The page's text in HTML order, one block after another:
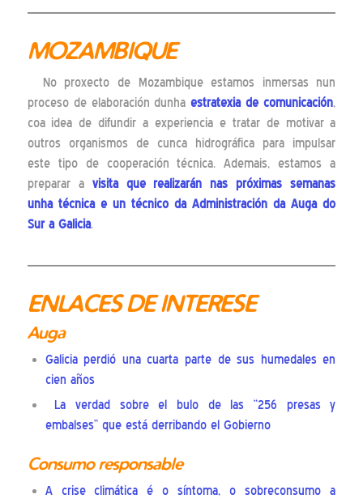
MOZAMBIQUE
No proxecto de Mozambique estamos inmersas nun
proceso de elaboración dunhaestratexia de comunicación,
coa idea de difundir a experiencia e tratar de motivar a
outros organismos de cunca hidrográfica para impulsar
este tipo de cooperación técnica. Ademais, estamos a
preparar a visita que realizarán nas próximas semanas
unha técnica e un técnico da Administración da Auga do
Sur a Galicia.
ENLACES DE INTERESE
Auga
Galicia perdió una cuarta parte de sus humedales en
cien años
La verdad sobre el bulo de las “256 presas y
embalses” que está derribando el Gobierno
Consumo responsable
A crise climática é o síntoma, o sobreconsumo a